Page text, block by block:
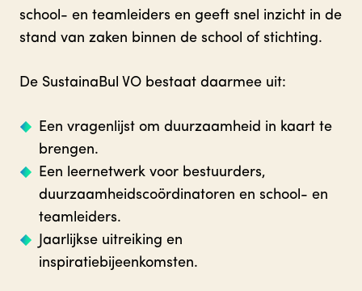
school- en teamleiders en geeft snel inzicht in de
stand van zaken binnen de school of stichting.
De SustainaBul VO bestaat daarmee uit:
Een vragenlijst om duurzaamheid in kaart te
brengen.
Een leernetwerk voor bestuurders,
duurzaamheidscoördinatoren en school- en
teamleiders.
Jaarlijkse uitreiking en
inspiratiebijeenkomsten.